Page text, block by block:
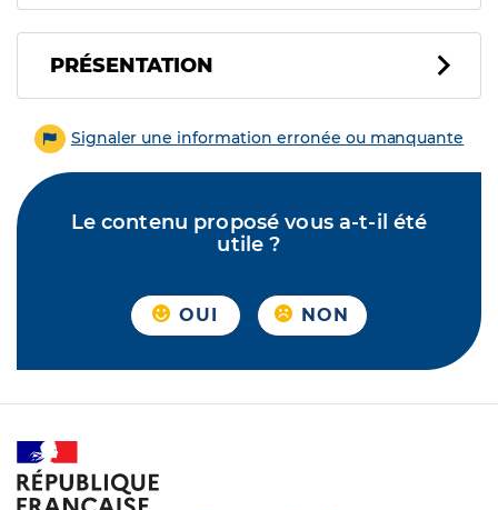
PRÉSENTATION
Signaler une information erronée ou manquante
Le contenu proposé vous a-t-il été
utile ?
OUI NON